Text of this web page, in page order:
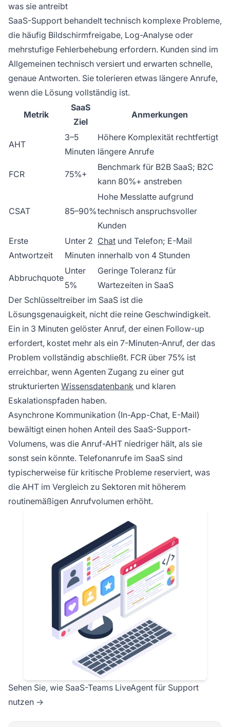
was sie antreibt
SaaS-Support behandelt technisch komplexe Probleme,
die häufig Bildschirmfreigabe, Log-Analyse oder
mehrstufige Fehlerbehebung erfordern. Kunden sind im
Allgemeinen technisch versiert und erwarten schnelle,
genaue Antworten. Sie tolerieren etwas längere Anrufe,
wenn die Lösung vollständig ist.
Metrik
SaaS
Ziel
Anmerkungen
AHT
3–5
Minuten
Höhere Komplexität rechtfertigt
längere Anrufe
FCR 75%+
Benchmark für B2B SaaS; B2C
kann 80%+ anstreben
CSAT 85–90%
Hohe Messlatte aufgrund
technisch anspruchsvoller
Kunden
Erste
Antwortzeit
Unter 2
Minuten
Chat und Telefon; E-Mail
innerhalb von 4 Stunden
Abbruchquote
Unter
5%
Geringe Toleranz für
Wartezeiten in SaaS
Der Schlüsseltreiber im SaaS ist die
Lösungsgenauigkeit, nicht die reine Geschwindigkeit.
Ein in 3 Minuten gelöster Anruf, der einen Follow-up
erfordert, kostet mehr als ein 7-Minuten-Anruf, der das
Problem vollständig abschließt. FCR über 75% ist
erreichbar, wenn Agenten Zugang zu einer gut
strukturierten Wissensdatenbank und klaren
Eskalationspfaden haben.
Asynchrone Kommunikation (In-App-Chat, E-Mail)
bewältigt einen hohen Anteil des SaaS-Support-
Volumens, was die Anruf-AHT niedriger hält, als sie
sonst sein könnte. Telefonanrufe im SaaS sind
typischerweise für kritische Probleme reserviert, was
die AHT im Vergleich zu Sektoren mit höherem
routinemäßigen Anrufvolumen erhöht.
Sehen Sie, wie SaaS-Teams LiveAgent für Support
nutzen →